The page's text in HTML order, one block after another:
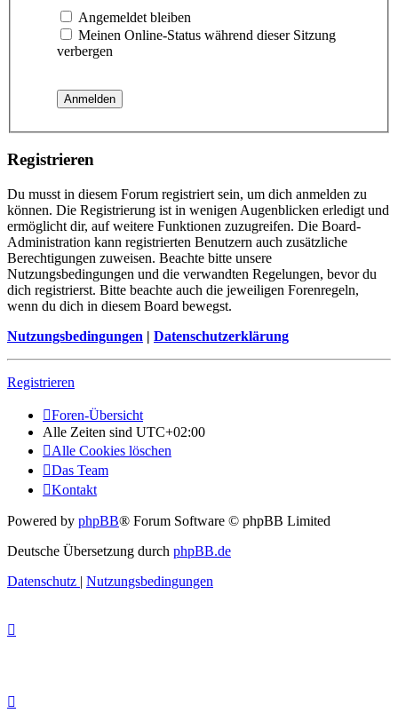
Angemeldet bleiben
Meinen Online-Status während dieser Sitzung
verbergen
Registrieren
Du musst in diesem Forum registriert sein, um dich anmelden zu
können. Die Registrierung ist in wenigen Augenblicken erledigt und
ermöglicht dir, auf weitere Funktionen zuzugreifen. Die Board-
Administration kann registrierten Benutzern auch zusätzliche
Berechtigungen zuweisen. Beachte bitte unsere
Nutzungsbedingungen und die verwandten Regelungen, bevor du
dich registrierst. Bitte beachte auch die jeweiligen Forenregeln,
wenn du dich in diesem Board bewegst.
Nutzungsbedingungen | Datenschutzerklärung
Registrieren
Foren-Übersicht
Alle Zeiten sind UTC+02:00
Alle Cookies löschen
Das Team
Kontakt
Powered by phpBB® Forum Software © phpBB Limited
Deutsche Übersetzung durch phpBB.de
Datenschutz | Nutzungsbedingungen